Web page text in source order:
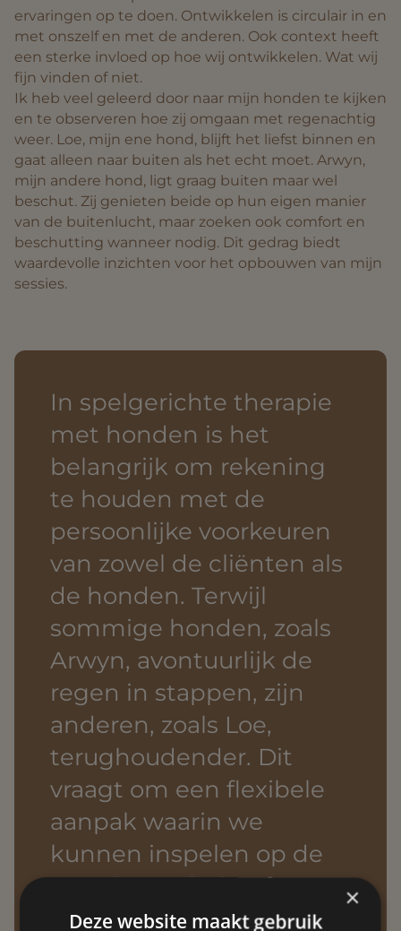
ervaringen op te doen. Ontwikkelen is circulair in en
met onszelf en met de anderen. Ook context heeft
een sterke invloed op hoe wij ontwikkelen. Wat wij
fijn vinden of niet.
Ik heb veel geleerd door naar mijn honden te kijken
en te observeren hoe zij omgaan met regenachtig
weer. Loe, mijn ene hond, blijft het liefst binnen en
gaat alleen naar buiten als het echt moet. Arwyn,
mijn andere hond, ligt graag buiten maar wel
beschut. Zij genieten beide op hun eigen manier
van de buitenlucht, maar zoeken ook comfort en
beschutting wanneer nodig. Dit gedrag biedt
waardevolle inzichten voor het opbouwen van mijn
sessies.
In spelgerichte therapie
met honden is het
belangrijk om rekening
te houden met de
persoonlijke voorkeuren
van zowel de cliënten als
de honden. Terwijl
sommige honden, zoals
Arwyn, avontuurlijk de
regen in stappen, zijn
anderen, zoals Loe,
terughoudender. Dit
vraagt om een flexibele
aanpak waarin we
kunnen inspelen op de
emoties en behoeften
van beide partijen.
×
Deze website maakt gebruik